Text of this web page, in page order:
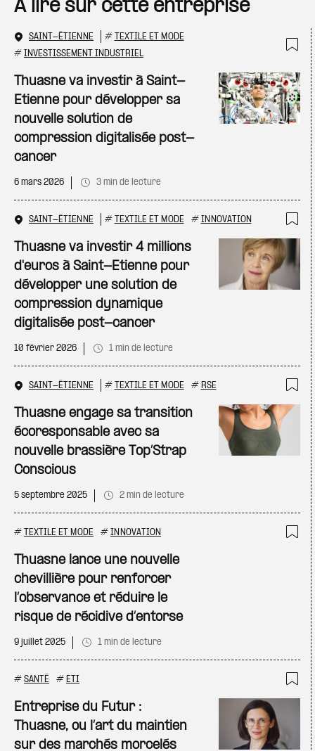
À lire sur cette entreprise
SAINT-ÉTIENNE # TEXTILE ET MODE
# INVESTISSEMENT INDUSTRIEL
Thuasne va investir à Saint-
Etienne pour développer sa
nouvelle solution de
compression digitalisée post-
cancer
6 mars 2026 3 min de lecture
SAINT-ÉTIENNE # TEXTILE ET MODE # INNOVATION
Thuasne va investir 4 millions
d'euros à Saint-Etienne pour
développer une solution de
compression dynamique
digitalisée post-cancer
10 février 2026 1 min de lecture
SAINT-ÉTIENNE # TEXTILE ET MODE # RSE
Thuasne engage sa transition
écoresponsable avec sa
nouvelle brassière Top’Strap
Conscious
5 septembre 2025 2 min de lecture
# TEXTILE ET MODE # INNOVATION
Thuasne lance une nouvelle
chevillière pour renforcer
l’observance et réduire le
risque de récidive d’entorse
9 juillet 2025 1 min de lecture
# SANTÉ # ETI
Entreprise du Futur :
Thuasne, ou l’art du maintien
sur des marchés morcelés